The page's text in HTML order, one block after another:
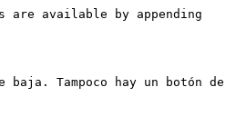
available by appending
Tampoco hay un botón de